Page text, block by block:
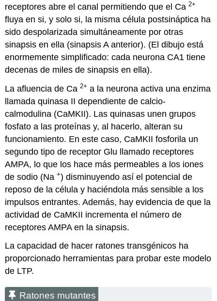
receptores abre el canal permitiendo que el Ca2+
fluya en si, y solo si, la misma célula postsináptica ha
sido despolarizada simultáneamente por otras
sinapsis en ella (sinapsis A anterior). (El dibujo está
enormemente simplificado: cada neurona CA1 tiene
decenas de miles de sinapsis en ella).
La afluencia de Ca2+ a la neurona activa una enzima
llamada quinasa II dependiente de calcio-
calmodulina (CaMKII). Las quinasas unen grupos
fosfato a las proteínas y, al hacerlo, alteran su
funcionamiento. En este caso, CaMKII fosforila un
segundo tipo de receptor Glu llamado receptores
AMPA, lo que los hace más permeables a los iones
de sodio (Na+) disminuyendo así el potencial de
reposo de la célula y haciéndola más sensible a los
impulsos entrantes. Además, hay evidencia de que la
actividad de CaMKII incrementa el número de
receptores AMPA en la sinapsis.
La capacidad de hacer ratones transgénicos ha
proporcionado herramientas para probar este modelo
de LTP.
Ratones mutantes